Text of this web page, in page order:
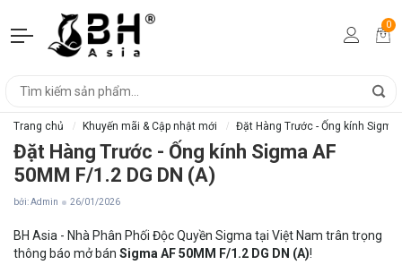
0
Trang chủ Khuyến mãi & Cập nhật mới Đặt Hàng Trước - Ống kính Sigma
Đặt Hàng Trước - Ống kính Sigma AF
50MM F/1.2 DG DN (A)
bởi: Admin 26/01/2026
BH Asia - Nhà Phân Phối Độc Quyền Sigma tại Việt Nam trân trọng
thông báo mở bán Sigma AF 50MM F/1.2 DG DN (A)!